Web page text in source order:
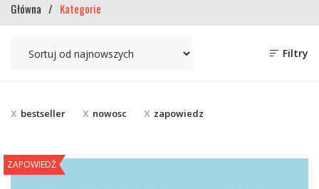
Główna / Kategorie
Filtry
bestseller nowosc zapowiedz
ZAPOWIEDŹ